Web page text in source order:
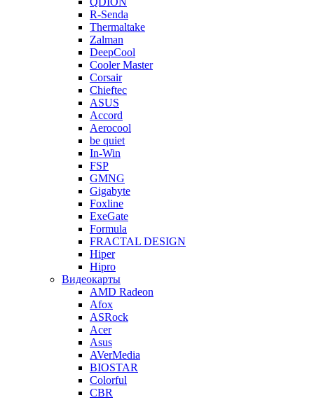
R-Senda
Thermaltake
Zalman
DeepCool
Cooler Master
Corsair
Chieftec
ASUS
Accord
Aerocool
be quiet
In-Win
FSP
GMNG
Gigabyte
Foxline
ExeGate
Formula
FRACTAL DESIGN
Hiper
Hipro
Видеокарты
AMD Radeon
Afox
ASRock
Acer
Asus
AVerMedia
BIOSTAR
Colorful
CBR